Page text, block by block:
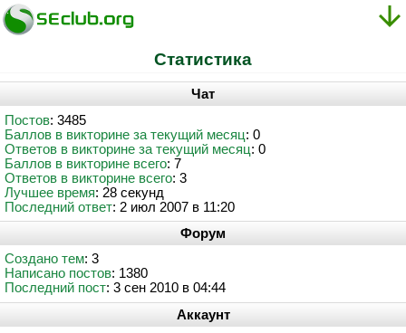
Статистика
Чат
Постов: 3485
Баллов в викторине за текущий месяц: 0
Ответов в викторине за текущий месяц: 0
Баллов в викторине всего: 7
Ответов в викторине всего: 3
Лучшее время: 28 секунд
Последний ответ: 2 июл 2007 в 11:20
Форум
Создано тем: 3
Написано постов: 1380
Последний пост: 3 сен 2010 в 04:44
Аккаунт